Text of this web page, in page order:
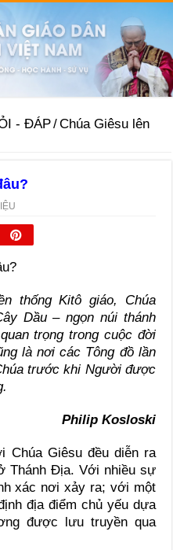
- ĐÁP/Chúa Giêsu lên
thống Kitô giáo, Chúa
Dầu – ngọn núi thánh
trọng trong cuộc đời
là nơi các Tông đồ lần
trước khi Người được
Philip Kosloski
Chúa Giêsu đều diễn ra
Thánh Địa. Với nhiều sự
xác nơi xảy ra; với một
địa điểm chủ yếu dựa
được lưu truyền qua